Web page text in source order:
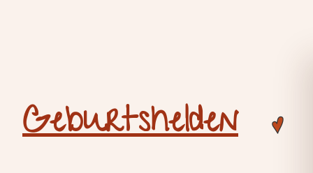
Geburtshelden